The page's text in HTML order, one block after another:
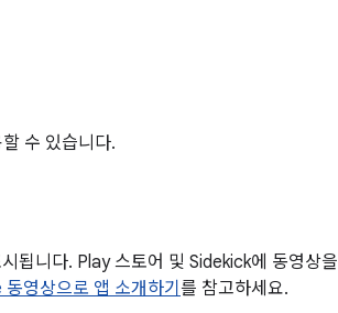
수 있습니다.
됩니다. Play 스토어 및 Sidekick에 동영상을
영상으로 앱 소개하기 를 참고하세요.